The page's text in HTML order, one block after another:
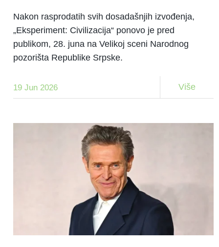
19 Jun 2026
Nakon rasprodatih svih dosadašnjih izvođenja,
„Eksperiment: Civilizacija“ ponovo je pred
publikom, 28. juna na Velikoj sceni Narodnog
pozorišta Republike Srpske.
Više